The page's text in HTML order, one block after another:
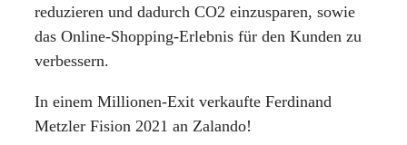
reduzieren und dadurch CO2 einzusparen, sowie
das Online-Shopping-Erlebnis für den Kunden zu
verbessern.
In einem Millionen-Exit verkaufte Ferdinand
Metzler Fision 2021 an Zalando!